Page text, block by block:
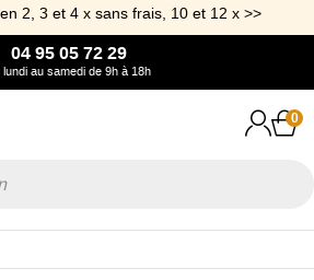
2, 3 et 4 x sans frais, 10 et 12 x >>
04 95 05 72 29
lundi au samedi de 9h à 18h
0